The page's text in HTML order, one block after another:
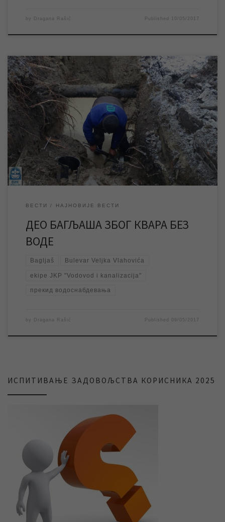
by Dragana Rašić Published 10/05/2017
У јутарњим часовима дошло је до квара на магистралном воду
градске водоводне мреже у улици Булевар Вељка Влаховића
на Багљашу, због чега је дошло до прекида водоснабдевања у
поменутој и околним улицама. Након пријаве квара екипе ЈКП
„Водовод и канализација“ су изашле на терен и раде на
санацији истог, и […]
ВЕСТИ НАЈНОВИЈЕ ВЕСТИ
ДЕО БАГЉАША ЗБОГ КВАРА БЕЗ
ВОДЕ
Bagljaš Bulevar Veljka Vlahovića
ekipe JKP "Vodovod i kanalizacija"
прекид водоснабдевања
by Dragana Rašić Published 09/05/2017
ИСПИТИВАЊЕ ЗАДОВОЉСТВА КОРИСНИКА 2025